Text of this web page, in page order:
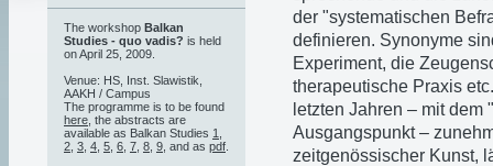
der "systematischen
definieren. Synonyme
Experiment, die
therapeutische Praxis
letzten Jahren – mit
Ausgangspunkt –
zeitgenössischer Kunst,
The workshop Balkan
Studies - quo vadis? is held
on April 25, 2009.
Venue: HS, Inst. Slawistik,
AAKH / Campus
The programme is to be found
here , the abstracts are
available as Balkan Studies 1
2 3 4 5 6 7 8 9 , and as pdf